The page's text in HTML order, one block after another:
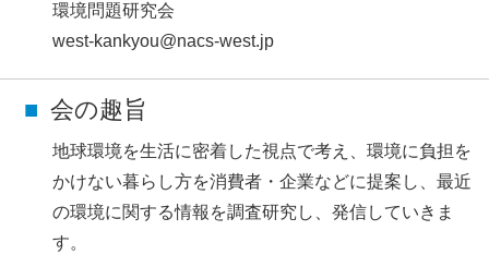
環境問題研究会
west-kankyou@nacs-west.jp
会の趣旨
地球環境を生活に密着した視点で考え、環境に負担を
かけない暮らし方を消費者・企業などに提案し、最近
の環境に関する情報を調査研究し、発信していきま
す。